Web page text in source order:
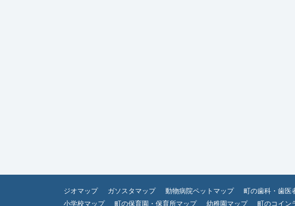
ジオマップ ガソスタマップ 動物病院ペットマップ 町の歯科・歯医
小学校マップ
町の保育園・保育所マップ 幼稚園マップ 町のコイン